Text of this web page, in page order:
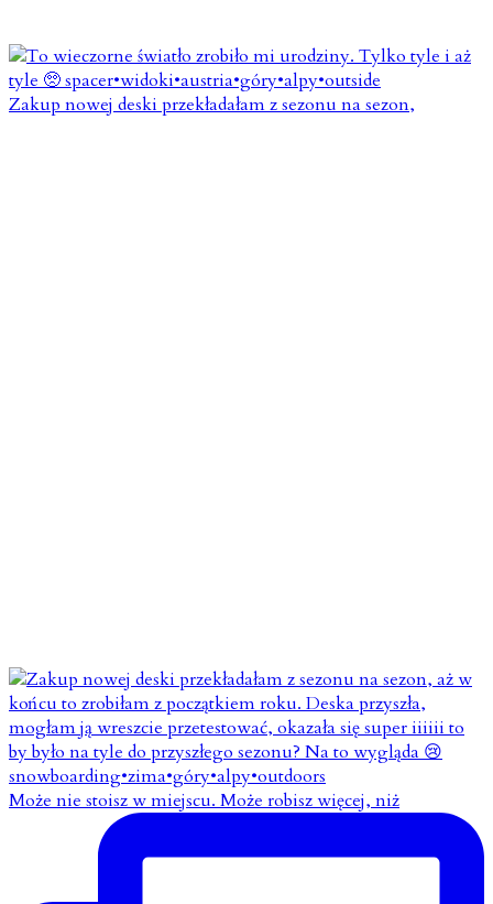
Zakup nowej deski przekładałam z sezonu na sezon,
Może nie stoisz w miejscu. Może robisz więcej, niż